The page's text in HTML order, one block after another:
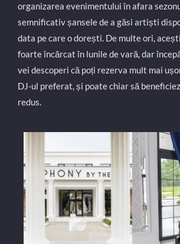
organizarea evenimentului în afara
semnificativ șansele de a găsi artiști
data pe care o dorești. De multe ori,
foarte încărcat în lunile de vară, dar
vei descoperi că poți rezerva mult mai
DJ-ul preferat, și poate chiar să
redus.